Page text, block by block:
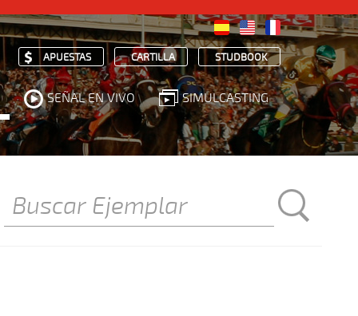
APUESTAS CARTILLA STUDBOOK
SEÑAL EN VIVO SIMULCASTING